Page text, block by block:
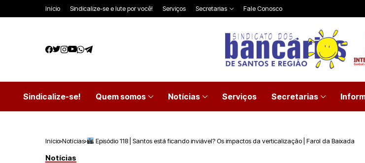
Início Sindicalize-se e lute por você! Serviços Secretarias Fale Conosco
Sindicalize-se! Quem somos Notícias Serviços Secretarias
Início Notícias Episódio 118 | Santos está ficando inviável? Os impactos da verticalização | Farol da Baixada
Notícias